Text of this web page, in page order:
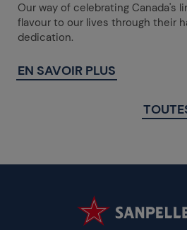
Our way of celebrating Canada's
flavour to our lives through their
dedication.
EN SAVOIR PLUS